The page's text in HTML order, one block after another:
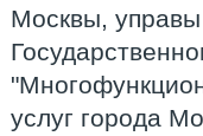
Москвы,
услуг города